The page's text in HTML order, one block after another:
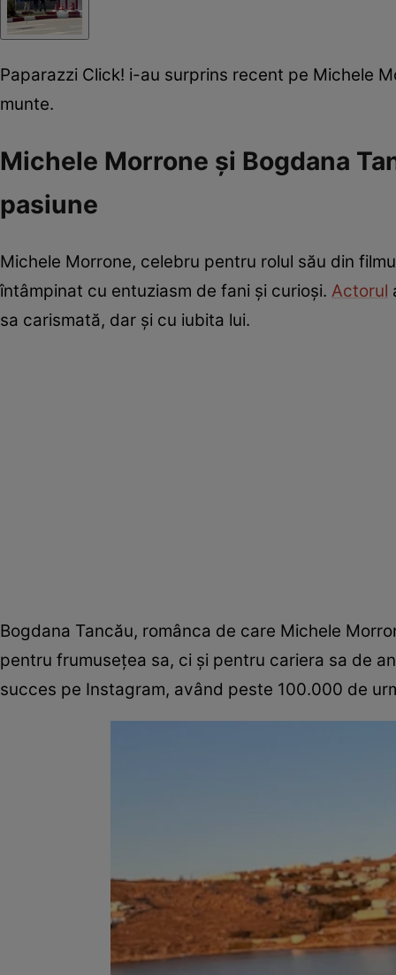
Paparazzi Click! i-au surprins recent pe Michele
munte.
Michele Morrone și Bogdana
pasiune
Michele Morrone, celebru pentru rolul său din
întâmpinat cu entuziasm de fani și curioși. Actorul
sa carismată, dar și cu iubita lui.
Bogdana Tancău, românca de care Michele
pentru frumusețea sa, ci și pentru cariera sa de
succes pe Instagram, având peste 100.000 de